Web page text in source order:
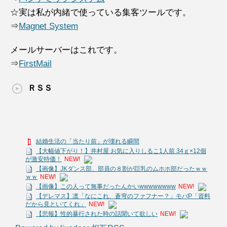
☆実は私が内緒で使っている集客ツールです。
⇒Magnet System
メールサーバーはこれです。
⇒FirstMail
ＲＳＳ
結婚生活の「当たり前」が壊れる瞬間
【大幅値下がり！】井村屋 お気に入りしるこ1人前 34ｇ×12個
が激安特価！
NEW!
【画像】JKダンス部、部員の８割が巨乳のムホホ部だったｗｗ
ｗｗ
NEW!
【画像】この人って無事だったんかいwwwwwwww NEW!
【デレマス】凛「なにこれ、蒼穹のファフナー？」モバP「資料
だから見といてくれ」
NEW!
【悲報】性的暴行された時の話聞いて欲しい NEW!